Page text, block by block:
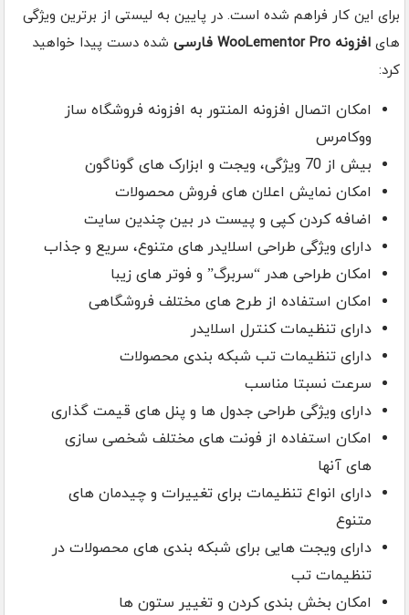
برای این کار فراهم شده است. در پایین به لیستی از برترین ویژگی
های افزونه WooLementor Pro فارسی
شده دست پیدا خواهید
کرد:
امکان اتصال افزونه المنتور به افزونه فروشگاه ساز
ووکامرس
بیش از 70 ویژگی، ویجت و ابزارک های گوناگون
امکان نمایش اعلان های فروش محصولات
اضافه کردن کپی و پیست در بین چندین سایت
دارای ویژگی طراحی اسلایدر های متنوع، سریع و جذاب
امکان طراحی هدر “سربرگ” و فوتر های زیبا
امکان استفاده از طرح های مختلف فروشگاهی
دارای تنظیمات کنترل اسلایدر
دارای تنظیمات تب شبکه بندی محصولات
سرعت نسبتا مناسب
دارای ویژگی طراحی جدول ها و پنل های قیمت گذاری
امکان استفاده از فونت های مختلف شخصی سازی
های آنها
دارای انواع تنظیمات برای تغییرات و چیدمان های
متنوع
دارای ویجت هایی برای شبکه بندی های محصولات در
تنظیمات تب
امکان بخش بندی کردن و تغییر ستون ها